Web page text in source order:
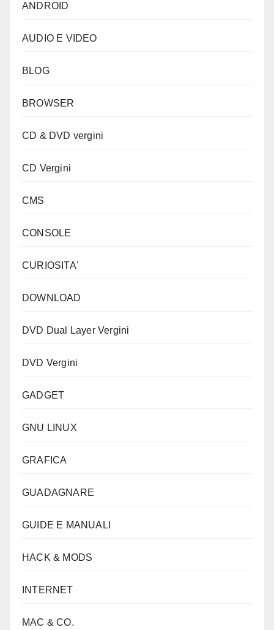
ANDROID
AUDIO E VIDEO
BLOG
BROWSER
CD & DVD vergini
CD Vergini
CMS
CONSOLE
CURIOSITA'
DOWNLOAD
DVD Dual Layer Vergini
DVD Vergini
GADGET
GNU LINUX
GRAFICA
GUADAGNARE
GUIDE E MANUALI
HACK & MODS
INTERNET
MAC & CO.